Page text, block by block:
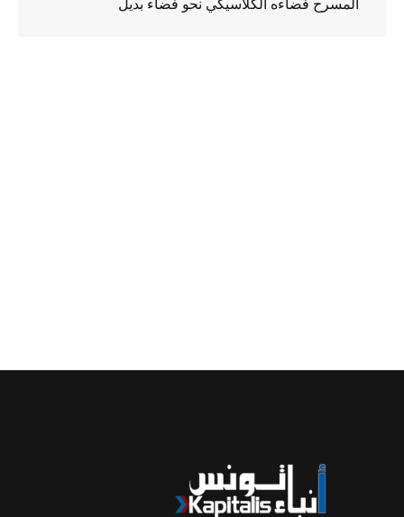
المسرح فضاءه الكلاسيكي نحو فضاء بديل